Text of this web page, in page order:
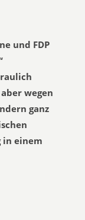
und FDP
wegen
ganz
in einem